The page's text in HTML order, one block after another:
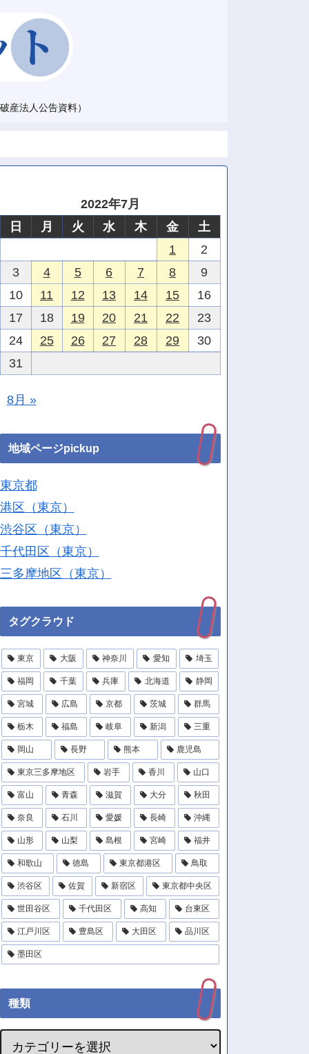
産法人公告資料）
2022年7月
日
月 火 水 木 金
土
1
2
3
4 5 6 7 8
9
10
11 12 13 14 15
16
17
18 19 20 21 22
23
24
25 26 27 28 29
30
31
8月 »
地域ページpickup
東京都
港区（東京）
渋谷区（東京）
千代田区（東京）
三多摩地区（東京）
タグクラウド
東京 大阪 神奈川 愛知 埼玉
福岡 千葉 兵庫 北海道 静岡
宮城 広島 京都 茨城 群馬
栃木 福島 岐阜 新潟 三重
岡山 長野 熊本 鹿児島
東京三多摩地区 岩手 香川 山口
富山 青森 滋賀 大分 秋田
奈良 石川 愛媛 長崎 沖縄
山形 山梨 島根 宮崎 福井
和歌山 徳島 東京都港区 鳥取
渋谷区 佐賀 新宿区 東京都中央区
世田谷区 千代田区 高知 台東区
江戸川区 豊島区 大田区 品川区
墨田区
種類